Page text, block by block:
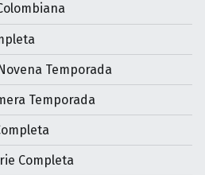
Temporada
Temporada
Completa